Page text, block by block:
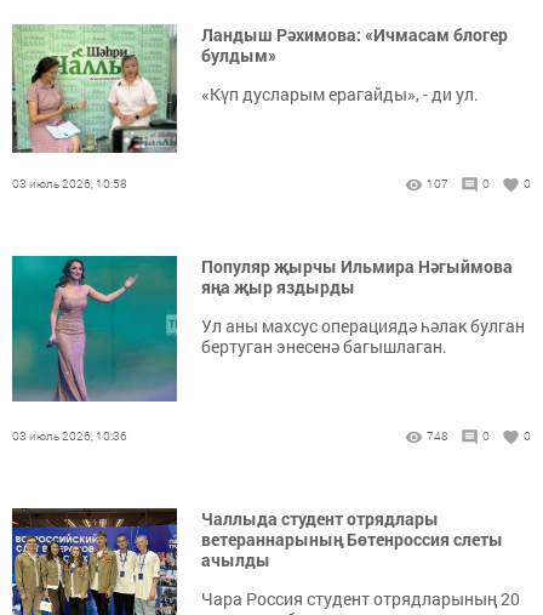
Ландыш Рәхимова: «Ичмасам блогер
булдым»
«Күп дусларым ерагайды», - ди ул.
03 июль 2026, 10:58 107 0 0
Популяр җырчы Ильмира Нәгыймова
яңа җыр яздырды
Ул аны махсус операциядә һәлак булган
бертуган энесенә багышлаган.
03 июль 2026, 10:36 748 0 0
Чаллыда студент отрядлары
ветераннарының Бөтенроссия слеты
ачылды
Чара Россия студент отрядларының 20